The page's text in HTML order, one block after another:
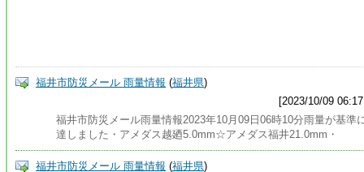
福井市防災メール 雨量情報 (福井県)
[2023/10/09
福井市防災メール雨量情報2023年10月09日06時10分雨量が基準
達しました・アメダス越廼5.0mm☆アメダス福井21.0mm・
福井市防災メール 雨量情報 (福井県)